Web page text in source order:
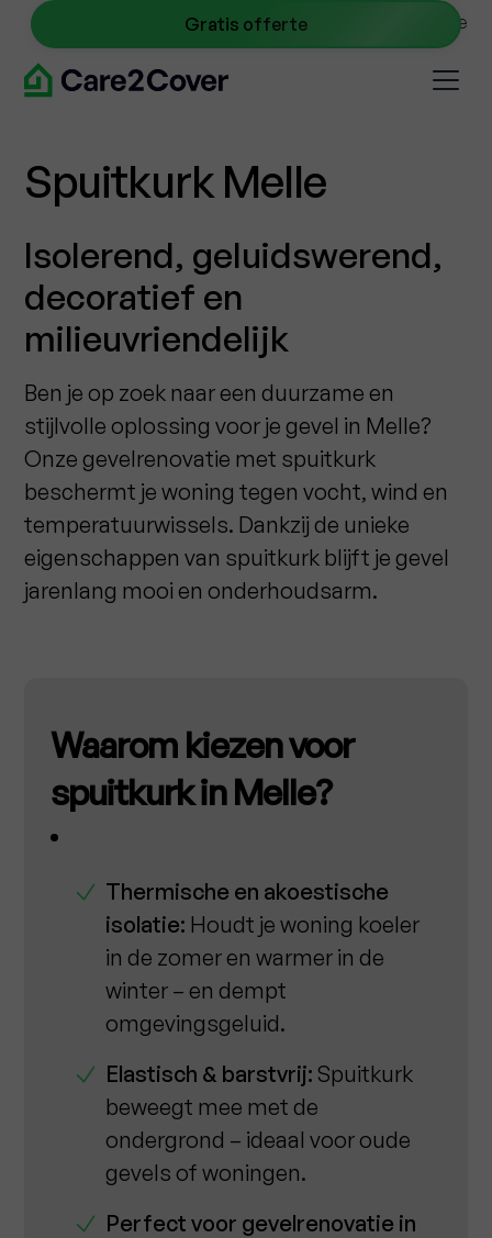
info@care2cover.be
0467 09 40 45
Gratis offerte
Spuitkurk Melle
Isolerend, geluidswerend,
decoratief en
milieuvriendelijk
Ben je op zoek naar een duurzame en
stijlvolle oplossing voor je gevel in Melle?
Onze gevelrenovatie met spuitkurk
beschermt je woning tegen vocht, wind en
temperatuurwissels. Dankzij de unieke
eigenschappen van spuitkurk blijft je gevel
jarenlang mooi en onderhoudsarm.
Waarom kiezen voor
spuitkurk in Melle?
Thermische en akoestische
isolatie: Houdt je woning koeler
in de zomer en warmer in de
winter – en dempt
omgevingsgeluid.
Elastisch & barstvrij: Spuitkurk
beweegt mee met de
ondergrond – ideaal voor oude
gevels of woningen.
Perfect voor gevelrenovatie in